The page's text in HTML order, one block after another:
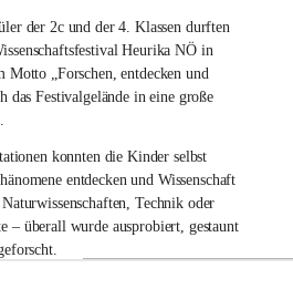
der 2c und der 4. Klassen durften
Heurika NÖ in
Motto „Forschen, entdecken und
das Festivalgelände in eine große
konnten die Kinder selbst
entdecken und Wissenschaft
Technik oder
– überall wurde ausprobiert, gestaunt
Wissenschaftlerinnen und